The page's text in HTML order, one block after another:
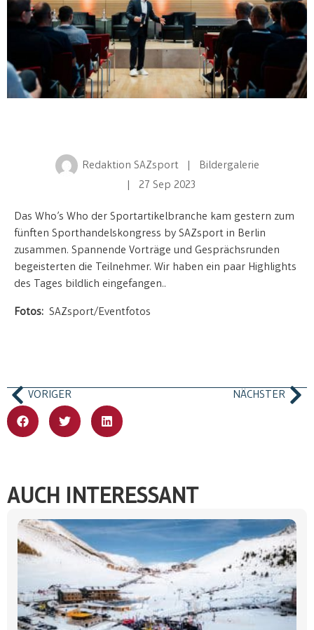
Redaktion SAZsport| Bildergalerie
| 27 Sep 2023
Das Who’s Who der Sportartikelbranche kam gestern zum
fünften Sporthandelskongress by SAZsport in Berlin
zusammen. Spannende Vorträge und Gesprächsrunden
begeisterten die Teilnehmer. Wir haben ein paar Highlights
des Tages bildlich eingefangen..
Fotos: SAZsport/Eventfotos
VORIGER NÄCHSTER
AUCH INTERESSANT